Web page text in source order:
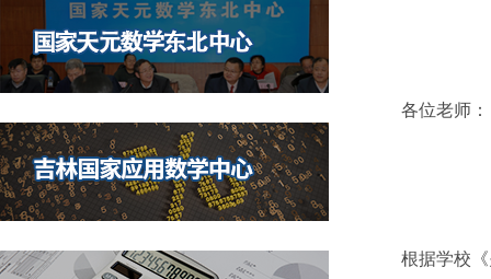
各位老师：
根据学校